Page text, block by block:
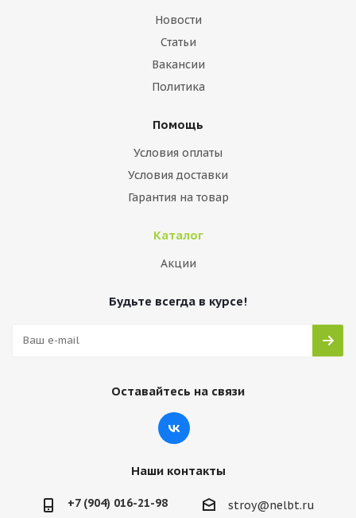
Новости
Статьи
Вакансии
Политика
Помощь
Условия оплаты
Условия доставки
Гарантия на товар
Каталог
Акции
Будьте всегда в курсе!
Оставайтесь на связи
Наши контакты
+7 (904) 016-21-98 stroy@nelbt.ru